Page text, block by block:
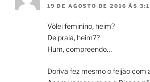
19 DE AGOSTO DE 2016 ÀS
Vôlei feminino, heim?
De praia, heim??
Hum, compreendo…
Doriva fez mesmo o feijão com